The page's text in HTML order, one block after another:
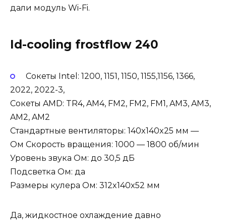
дали модуль Wi-Fi.
Id-cooling frostflow 240
Сокеты Intel: 1200, 1151, 1150, 1155,1156, 1366,
2022, 2022-3,
Сокеты AMD: TR4, AM4, FM2, FM2, FM1, AM3, AM3,
AM2, AM2
Стандартные вентиляторы: 140x140x25 мм —
Ом Скорость вращения: 1000 — 1800 об/мин
Уровень звука Ом: до 30,5 дБ
Подсветка Ом: да
Размеры кулера Ом: 312x140x52 мм
Да, жидкостное охлаждение давно